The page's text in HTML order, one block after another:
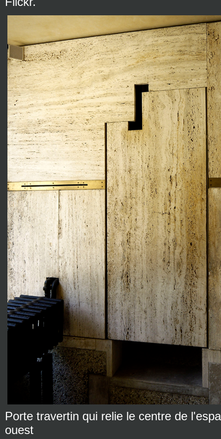
Porte travertin qui relie le centre de
ouest